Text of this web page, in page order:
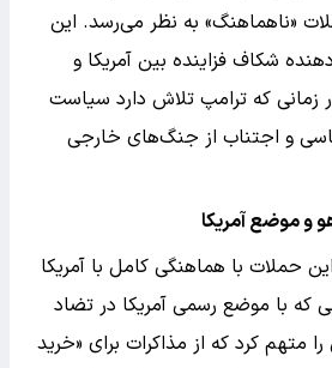
«ناهماهنگ» به نظر می‌رسد. این
شکاف فزاینده بین آمریکا و
زمانی که ترامپ تلاش دارد سیاست
و اجتناب از جنگ‌های خارجی
و موضع آمریکا
حملات با هماهنگی کامل با آمریکا
که با موضع رسمی آمریکا در تضاد
متهم کرد که از مذاکرات برای «خرید